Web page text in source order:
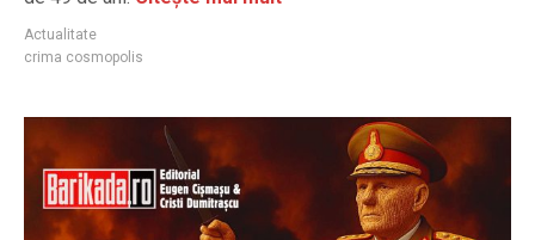
Actualitate
crima cosmopolis